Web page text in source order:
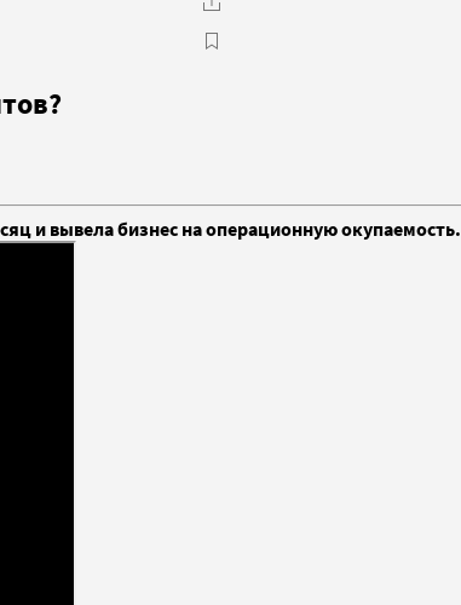
и вывела бизнес на операционную окупаемость.